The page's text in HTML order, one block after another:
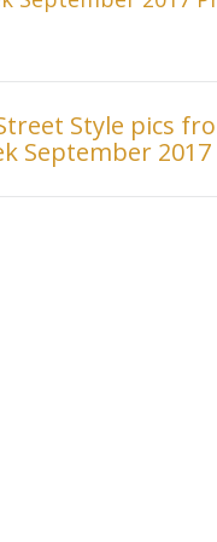
Style pics
September 2017